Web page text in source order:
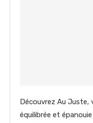
Découvrez Au Juste,
équilibrée et